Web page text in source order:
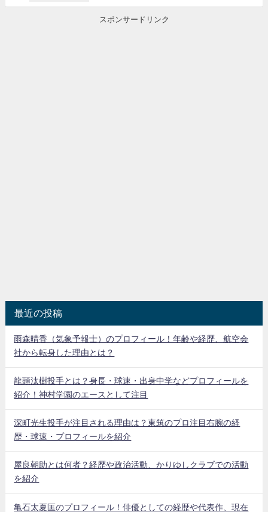
スポンサードリンク
最近の投稿
雨森晴香（気象予報士）のプロフィール！年齢や経歴、航空会
社から転身した理由とは？
龍頭汰樹投手とは？身長・球速・出身中学などプロフィールを
紹介！神村学園のエースとして注目
深町光生投手が注目される理由は？東筑のプロ注目右腕の経
歴・球速・プロフィールを紹介
屋良朝助とは何者？経歴や政治活動、かりゆしクラブでの活動
を紹介
亀石太夏匡のプロフィール！俳優としての経歴や代表作、現在